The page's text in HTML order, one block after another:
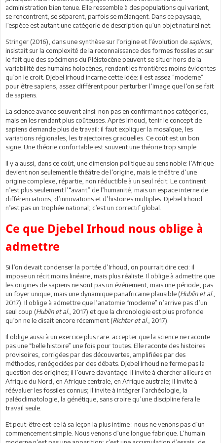
administration bien tenue. Elle ressemble à des populations qui varient,
se rencontrent, se séparent, parfois se mélangent. Dans ce paysage,
l’espèce est autant une catégorie de description qu’un objet naturel net.
Stringer (2016), dans une synthèse sur l’origine et l’évolution de sapiens,
insistait sur la complexité de la reconnaissance des formes fossiles et sur
le fait que des spécimens du Pléistocène peuvent se situer hors de la
variabilité des humains holocènes, rendant les frontières moins évidentes
qu’on le croit. Djebel Irhoud incarne cette idée: il est assez “moderne”
pour être sapiens, assez différent pour perturber l’image que l’on se fait
de sapiens.
La science avance souvent ainsi: non pas en confirmant nos catégories,
mais en les rendant plus coûteuses. Après Irhoud, tenir le concept de
sapiens demande plus de travail: il faut expliquer la mosaïque, les
variations régionales, les trajectoires graduelles. Ce coût est un bon
signe. Une théorie confortable est souvent une théorie trop simple.
Il y a aussi, dans ce coût, une dimension politique au sens noble: l’Afrique
devient non seulement le théâtre de l’origine, mais le théâtre d’une
origine complexe, répartie, non réductible à un seul récit. Le continent
n’est plus seulement l’“avant” de l’humanité, mais un espace interne de
différenciations, d’innovations et d’histoires multiples. Djebel Irhoud
n’est pas un trophée national; c’est un correctif global.
Ce que Djebel Irhoud nous oblige à
admettre
Si l’on devait condenser la portée d’Irhoud, on pourrait dire ceci: il
impose un récit moins linéaire, mais plus réaliste. Il oblige à admettre que
les origines de sapiens ne sont pas un événement, mais une période; pas
un foyer unique, mais une dynamique panafricaine plausible (Hublin et al.,
2017). Il oblige à admettre que l’anatomie “moderne” n’arrive pas d’un
seul coup (Hublin et al., 2017) et que la chronologie est plus profonde
qu’on ne le disait encore récemment (Richter et al., 2017).
Il oblige aussi à un exercice plus rare: accepter que la science ne raconte
pas une “belle histoire” une fois pour toutes. Elle raconte des histoires
provisoires, corrigées par des découvertes, amplifiées par des
méthodes, renégociées par des débats. Djebel Irhoud ne ferme pas la
question des origines; il l’ouvre davantage. Il invite à chercher ailleurs en
Afrique du Nord, en Afrique centrale, en Afrique australe; il invite à
réévaluer les fossiles connus; il invite à intégrer l’archéologie, la
paléoclimatologie, la génétique, sans croire qu’une discipline fera le
travail seule.
Et peut-être est-ce là sa leçon la plus intime : nous ne venons pas d’un
commencement simple. Nous venons d’une longue fabrique. L’humain